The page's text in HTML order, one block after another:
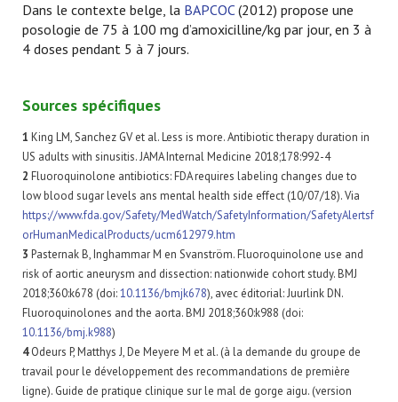
Dans le contexte belge, la BAPCOC(2012) propose une
posologie de 75 à 100 mg d’amoxicilline/kg par jour, en 3 à
4 doses pendant 5 à 7 jours.
Sources spécifiques
1 King LM, Sanchez GV et al. Less is more. Antibiotic therapy duration in
US adults with sinusitis. JAMA Internal Medicine 2018;178:992-4
2 Fluoroquinolone antibiotics: FDA requires labeling changes due to
low blood sugar levels ans mental health side effect (10/07/18). Via
https://www.fda.gov/Safety/MedWatch/SafetyInformation/SafetyAlertsf
orHumanMedicalProducts/ucm612979.htm
3 Pasternak B, Inghammar M en Svanström. Fluoroquinolone use and
risk of aortic aneurysm and dissection: nationwide cohort study. BMJ
2018;360:k678 (doi:10.1136/bmjk678), avec éditorial: Juurlink DN.
Fluoroquinolones and the aorta. BMJ 2018;360:k988 (doi:
10.1136/bmj.k988)
4Odeurs P, Matthys J, De Meyere M et al. (à la demande du groupe de
travail pour le développement des recommandations de première
ligne). Guide de pratique clinique sur le mal de gorge aigu. (version